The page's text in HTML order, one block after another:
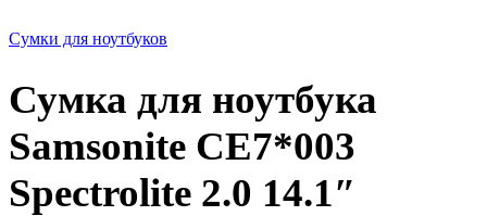
Сумки для ноутбуков
Сумка для ноутбука
Samsonite CE7*003
Spectrolite 2.0 14.1″